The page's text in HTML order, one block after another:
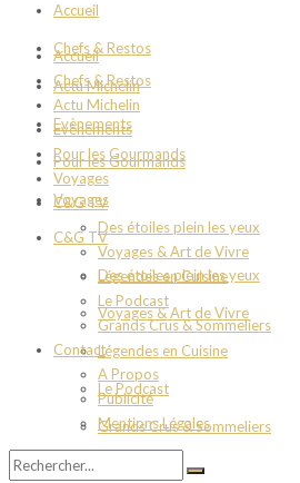
Accueil
Chefs & Restos
Actu Michelin
Evènements
Pour les Gourmands
Voyages
C&G TV
Des étoiles plein les yeux
Voyages & Art de Vivre
Légendes en Cuisine
Le Podcast
Grands Crus & Sommeliers
Contact
Accueil
Chefs & Restos
Actu Michelin
Evènements
Pour les Gourmands
Voyages
C&G TV
Des étoiles plein les yeux
Voyages & Art de Vivre
Légendes en Cuisine
Le Podcast
Grands Crus & Sommeliers
Contact
A Propos
Publicité
Mentions Légales